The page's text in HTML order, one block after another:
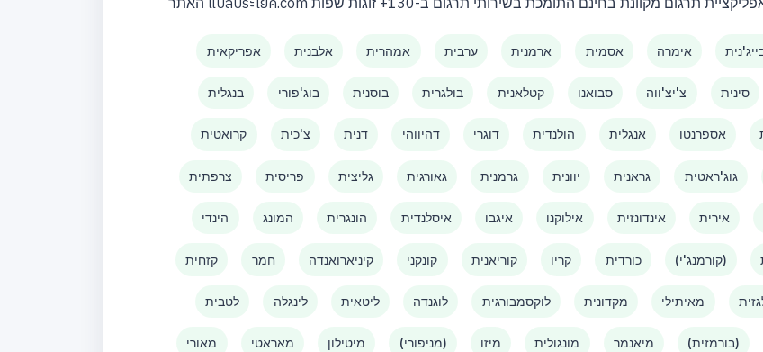
אפריקאית אלבנית אמהרית ערבית ארמנית אסמית אימרה
בנגלית בוג'פורי בוסנית בולגרית קטלאנית סבואנו צ'יצ'ווה סינית
קרואטית צ'כית דנית דהיווהי דוגרי הולנדית אנגלית אספרנטו
צרפתית פריסית גליצית גאורגית גרמנית יוונית גראנית גוג'ראטית
הינדי המונג הונגרית איסלנדית איגבו אילוקנו אינדונזית אירית
קזחית חמר קיניארואנדה קונקני קוריאנית קריו כורדית (קורמנג'י)
לטבית לינגלה ליטאית לוגנדה לוקסמבורגית מקדונית מאיתילי
מאורי מאראטי מיטילון (מניפורי) מיזו מונגולית מיאנמר (בורמזית)